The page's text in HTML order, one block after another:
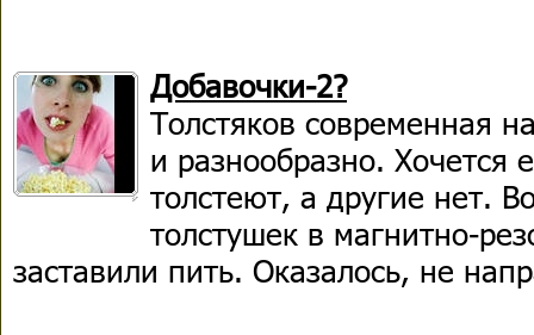
Добавочки-2?
Толстяков современная
и разнообразно. Хочется
толстеют, а другие нет.
толстушек в магнитно-
заставили пить. Оказалось, не